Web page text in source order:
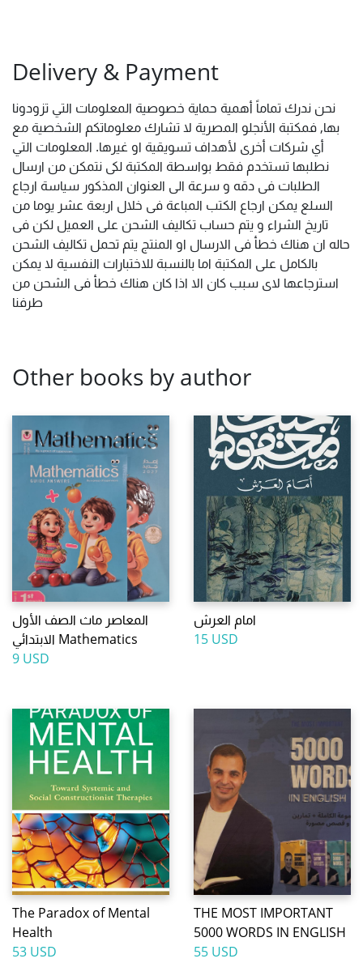
Delivery & Payment
نحن ندرك تماماً أهمية حماية خصوصية المعلومات التي تزودونا
بها, فمكتبة الأنجلو المصرية لا تشارك معلوماتكم الشخصية مع
أي شركات أخرى لأهداف تسويقية او غيرها. المعلومات التي
نطلبها تستخدم فقط بواسطة المكتبة لكى نتمكن من ارسال
الطلبات فى دقه و سرعة الى العنوان المذكور سياسة ارجاع
السلع يمكن ارجاع الكتب المباعة فى خلال اربعة عشر يوما من
تاريخ الشراء و يتم حساب تكاليف الشحن على العميل لكن فى
حاله ان هناك خطأ فى الارسال او المنتج يتم تحمل تكاليف الشحن
بالكامل على المكتبة اما بالنسبة للاختبارات النفسية لا يمكن
استرجاعها لاى سبب كان الا اذا كان هناك خطأ فى الشحن من
طرفنا
Other books by author
المعاصر ماث الصف الأول
الابتدائي Mathematics
9 USD
امام العرش
15 USD
The Paradox of Mental
Health
53 USD
THE MOST IMPORTANT
5000 WORDS IN ENGLISH
55 USD